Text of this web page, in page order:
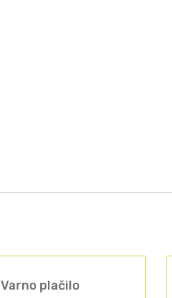
Varno plačilo